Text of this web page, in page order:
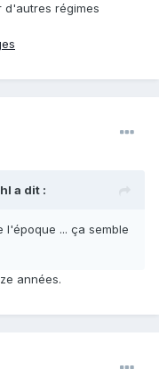
d'autres régimes
a dit :
l'époque ... ça semble
années.